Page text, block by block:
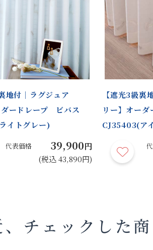
地付｜ラグジュア
ダードレープ ビバス
イトグレー)
代表価格 39,900円
(税込 43,890円)
【遮光3級裏
リー】オー
CJ35403(ア
、チェックした